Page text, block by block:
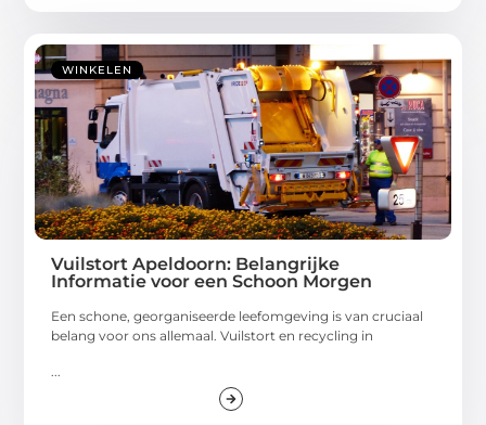
WINKELEN
Vuilstort Apeldoorn: Belangrijke
Informatie voor een Schoon Morgen
Een schone, georganiseerde leefomgeving is van cruciaal
belang voor ons allemaal. Vuilstort en recycling in